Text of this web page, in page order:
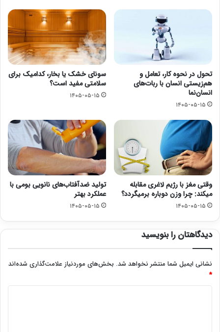
تحول در نحوه کار، تعامل و
هم‌زیستی انسان با ربات‌های
انسان‌نما
۱۴۰۵-۰۵-۱۵
سونای خشک یا بخار، کدامیک برای
سلامتی مفید است؟
۱۴۰۵-۰۵-۱۵
وقتی مغز با رژیم لاغری مقابله
میکند: چرا وزن دوباره برمیگردد؟
۱۴۰۵-۰۵-۱۵
تولید ضدآفتاب‌های نانویی بومی با
عملکرد بهتر
۱۴۰۵-۰۵-۱۵
دیدگاهتان را بنویسید
نشانی ایمیل شما منتشر نخواهد شد. بخش‌های موردنیاز علامت‌گذاری شده‌اند
*